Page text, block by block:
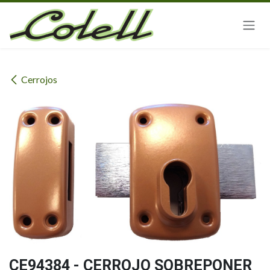
Ir al contenido
Cerrojos
CE94384 - CERROJO SOBREPONER